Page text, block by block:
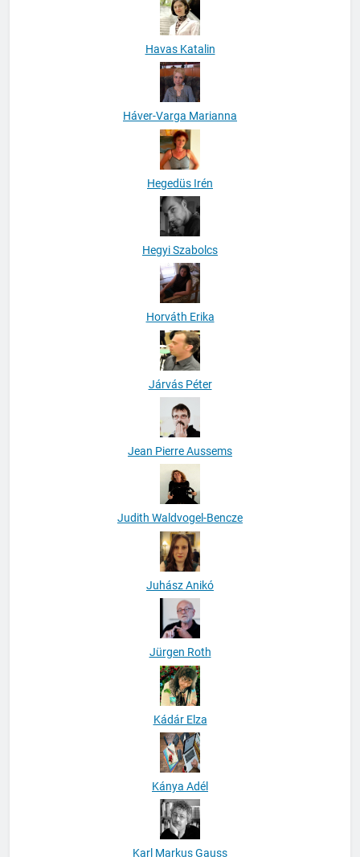
Havas Katalin
Háver-Varga Marianna
Hegedüs Irén
Hegyi Szabolcs
Horváth Erika
Járvás Péter
Jean Pierre Aussems
Judith Waldvogel-Bencze
Juhász Anikó
Jürgen Roth
Kádár Elza
Kánya Adél
Karl Markus Gauss